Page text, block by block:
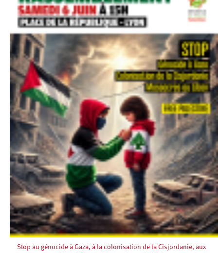
Stop au génocide à Gaza, à la colonisation de la Cisjordanie, aux